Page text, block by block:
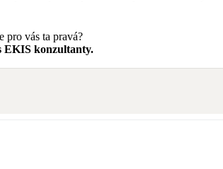
pro vás ta pravá?
EKIS konzultanty.